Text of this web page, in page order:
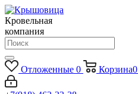
Кровельная
компания
Отложенные 0 Корзина0